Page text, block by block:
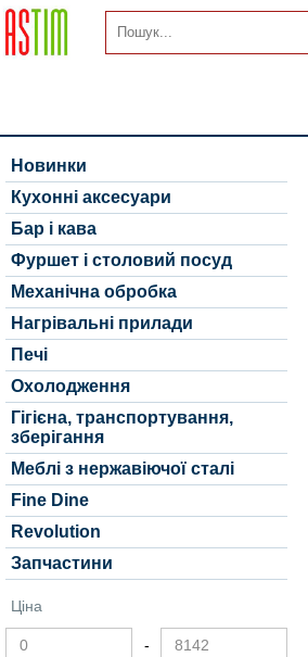
Новинки
Кухонні аксесуари
Бар і кава
Фуршет і столовий посуд
Механічна обробка
Нагрівальні прилади
Печі
Охолодження
Гігієна, транспортування,
зберігання
Меблі з нержавіючої сталі
Fine Dine
Revolution
Запчастини
Ціна
-